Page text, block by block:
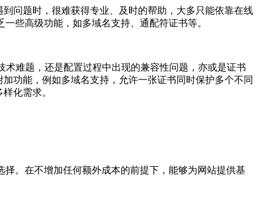
问题时，很难获得专业、及时的帮助，大多只能依靠在线
些高级功能，如多域名支持、通配符证书等。
难题，还是配置过程中出现的兼容性问题，亦或是证书
功能，例如多域名支持，允许一张证书同时保护多个不同
化需求。
。在不增加任何额外成本的前提下，能够为网站提供基